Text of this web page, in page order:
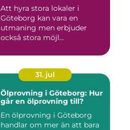
Att hyra stora lokaler i
Göteborg kan vara en
utmaning men erbjuder
också stora möjl...
31. jul
Ölprovning i Göteborg: Hur
går en ölprovning till?
En ölprovning i Göteborg
handlar om mer än att bara